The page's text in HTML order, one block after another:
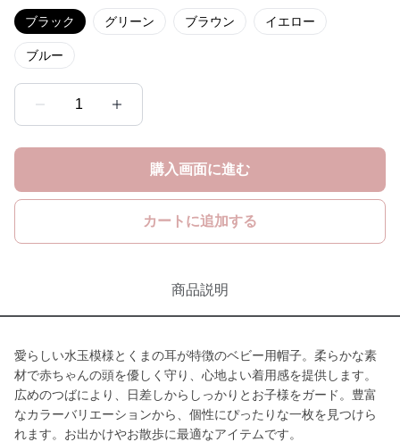
ブラック グリーン ブラウン イエロー
ブルー
1
購入画面に進む
カートに追加する
商品説明
愛らしい水玉模様とくまの耳が特徴のベビー用帽子。柔らかな素
材で赤ちゃんの頭を優しく守り、心地よい着用感を提供します。
広めのつばにより、日差しからしっかりとお子様をガード。豊富
なカラーバリエーションから、個性にぴったりな一枚を見つけら
れます。お出かけやお散歩に最適なアイテムです。